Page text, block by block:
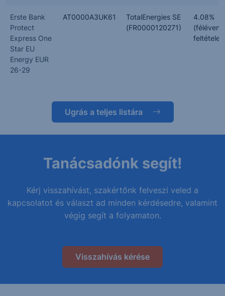
Erste Bank
Protect
Express One
Star EU
Energy EUR
26-29
AT0000A3UK61
TotalEnergies SE
(FR0000120271)
4.08%
Ugrás a teljes listára
Tanácsadónk segít!
Kérj visszahívást, szakértőnk felveszi veled a
kapcsolatot és választ ad minden kérdésedre, valamint
végig segít a folyamaton.
Visszahívás kérése